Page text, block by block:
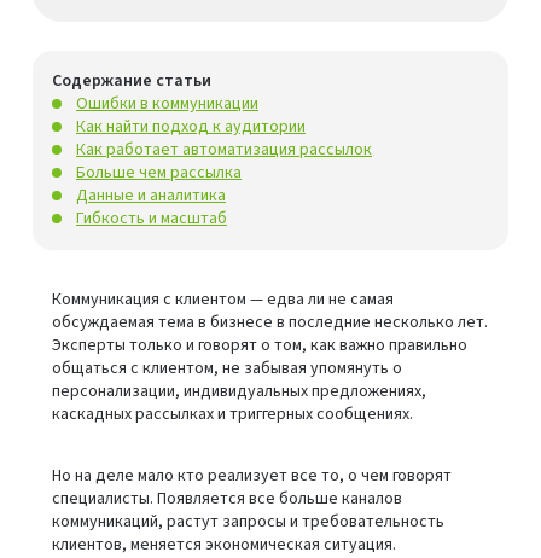
Содержание статьи
Ошибки в коммуникации
Как найти подход к аудитории
Как работает автоматизация рассылок
Больше чем рассылка
Данные и аналитика
Гибкость и масштаб
Коммуникация с клиентом — едва ли не самая
обсуждаемая тема в бизнесе в последние несколько лет.
Эксперты только и говорят о том, как важно правильно
общаться с клиентом, не забывая упомянуть о
персонализации, индивидуальных предложениях,
каскадных рассылках и триггерных сообщениях.
Но на деле мало кто реализует все то, о чем говорят
специалисты. Появляется все больше каналов
коммуникаций, растут запросы и требовательность
клиентов, меняется экономическая ситуация.